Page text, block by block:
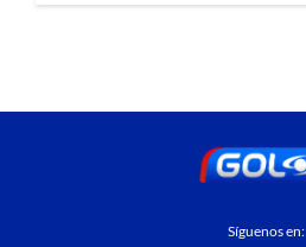
Síguenos en: